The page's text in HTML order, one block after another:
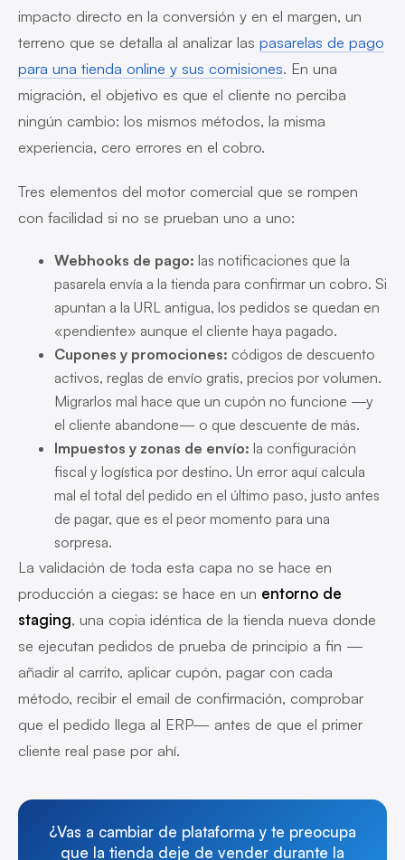
impacto directo en la conversión y en el margen, un
terreno que se detalla al analizar las pasarelas de pago
para una tienda online y sus comisiones. En una
migración, el objetivo es que el cliente no perciba
ningún cambio: los mismos métodos, la misma
experiencia, cero errores en el cobro.
Tres elementos del motor comercial que se rompen
con facilidad si no se prueban uno a uno:
Webhooks de pago: las notificaciones que la
pasarela envía a la tienda para confirmar un cobro. Si
apuntan a la URL antigua, los pedidos se quedan en
«pendiente» aunque el cliente haya pagado.
Cupones y promociones: códigos de descuento
activos, reglas de envío gratis, precios por volumen.
Migrarlos mal hace que un cupón no funcione —y
el cliente abandone— o que descuente de más.
Impuestos y zonas de envío: la configuración
fiscal y logística por destino. Un error aquí calcula
mal el total del pedido en el último paso, justo antes
de pagar, que es el peor momento para una
sorpresa.
La validación de toda esta capa no se hace en
producción a ciegas: se hace en un entorno de
staging, una copia idéntica de la tienda nueva donde
se ejecutan pedidos de prueba de principio a fin —
añadir al carrito, aplicar cupón, pagar con cada
método, recibir el email de confirmación, comprobar
que el pedido llega al ERP— antes de que el primer
cliente real pase por ahí.
¿Vas a cambiar de plataforma y te preocupa
que la tienda deje de vender durante la